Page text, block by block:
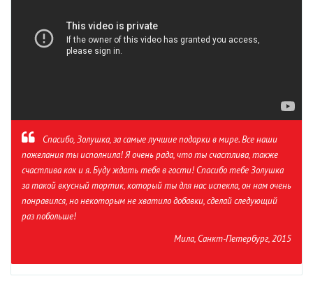
Спасибо, Золушка, за самые лучшие подарки в мире. Все наши
пожелания ты исполнила! Я очень рада, что ты счастлива, также
счастлива как и я. Буду ждать тебя в гости! Спасибо тебе Золушка
за такой вкусный тортик, который ты для нас испекла, он нам очень
понравился, но некоторым не хватило добавки, сделай следующий
раз побольше!
Мила, Санкт-Петербург, 2015